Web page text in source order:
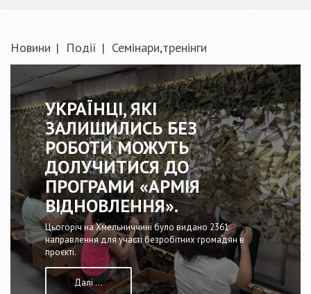
Новини Події Семінари,тренінги
УКРАЇНЦІ, ЯКІ
ЗАЛИШИЛИСЬ БЕЗ
РОБОТИ МОЖУТЬ
ДОЛУЧИТИСЯ ДО
ПРОГРАМИ «АРМІЯ
ВІДНОВЛЕННЯ».
Цьогоріч на Хмельниччині було видано 2361
направлення для участі безробітних громадян в
проєкті.
Далі ...